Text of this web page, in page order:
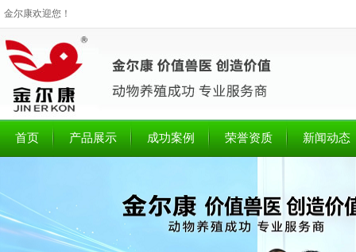
金尔康欢迎您！
首页 产品展示 成功案例 荣誉资质 新闻动态